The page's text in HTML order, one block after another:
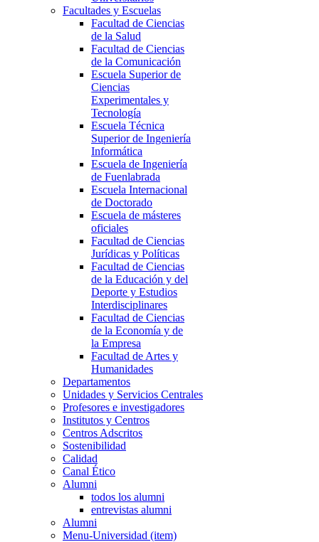
Facultades y Escuelas
Facultad de Ciencias
de la Salud
Facultad de Ciencias
de la Comunicación
Escuela Superior de
Ciencias
Experimentales y
Tecnología
Escuela Técnica
Superior de Ingeniería
Informática
Escuela de Ingeniería
de Fuenlabrada
Escuela Internacional
de Doctorado
Escuela de másteres
oficiales
Facultad de Ciencias
Jurídicas y Políticas
Facultad de Ciencias
de la Educación y del
Deporte y Estudios
Interdisciplinares
Facultad de Ciencias
de la Economía y de
la Empresa
Facultad de Artes y
Humanidades
Departamentos
Unidades y Servicios Centrales
Profesores e investigadores
Institutos y Centros
Centros Adscritos
Sostenibilidad
Calidad
Canal Ético
Alumni
todos los alumni
entrevistas alumni
Alumni
Menu-Universidad (item)